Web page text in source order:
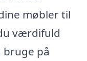
møbler til
værdifuld
bruge på